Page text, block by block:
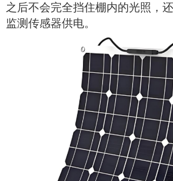
之后不会完全挡住棚内的光照，
监测传感器供电。